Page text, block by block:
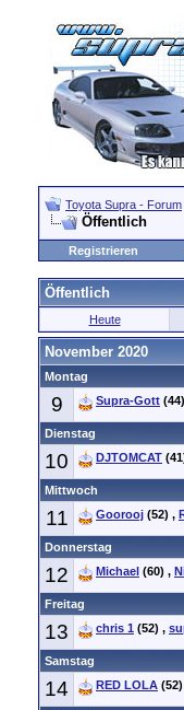
Toyota Supra - Forum
Öffentlich
Registrieren
Öffentlich
Heute
November 2020
Montag
9 Supra-Gott (44)
Dienstag
10 DJTOMCAT
Mittwoch
11 Goorooj (52) ,
Donnerstag
12 Michael (60) ,
Freitag
13 chris 1 (52) ,
Samstag
14 RED LOLA (52)